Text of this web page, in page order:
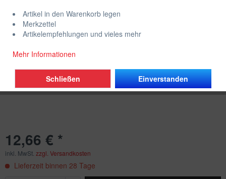
12,66 € *
inkl. MwSt. zzgl. Versandkosten
Lieferzeit binnen 28 Tage
Artikel in den Warenkorb legen
Merkzettel
Artikelempfehlungen und vieles mehr
Mehr Informationen
Einverstanden
Schließen